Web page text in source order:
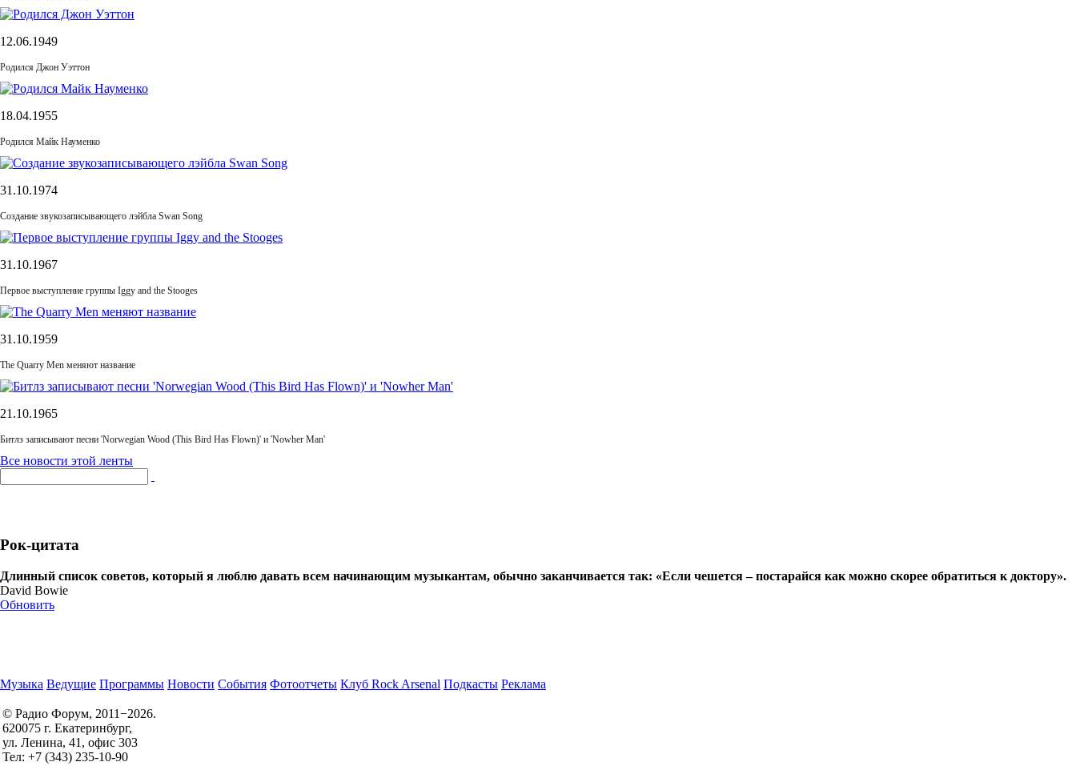
12.06.1949
Родился Джон Уэттон
18.04.1955
Родился Майк Науменко
31.10.1974
Cоздание звукозаписывающего лэйбла Swan Song
31.10.1967
Первое выступление группы Iggy and the Stooges
31.10.1959
The Quarry Men меняют название
21.10.1965
Битлз записывают песни 'Norwegian Wood (This Bird Has Flown)' и 'Nowher Man'
Все новости этой ленты
Рок-цитата
Длинный список советов, который я люблю давать всем начинающим музыкантам, обычно заканчивается так: «Если чешется – постарайся как можно скорее обратиться к доктору».
David Bowie
Обновить
Музыка Ведущие Программы Новости События Фотоотчеты Клуб Rock Arsenal Подкасты Реклама
© Радио Форум, 2011−2026.
620075 г. Екатеринбург,
ул. Ленина, 41, офис 303
Тел: +7 (343) 235-10-90